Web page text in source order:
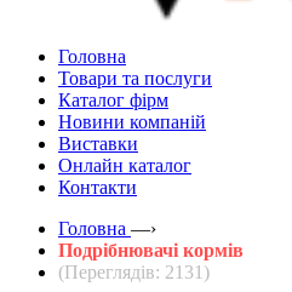
Головна
Товари та послуги
Каталог фірм
Новини компаній
Виставки
Онлайн каталог
Контакти
Головна —›
Подрібнювачі кормів
(Переглядів: 2131)